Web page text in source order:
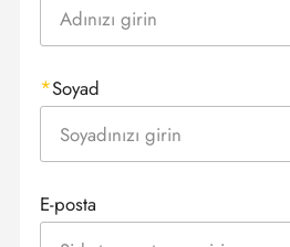
Soyad
E-posta